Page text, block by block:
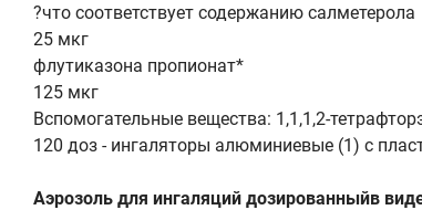
?что соответствует содержанию салметерола
25 мкг
флутиказона пропионат*
125 мкг
Вспомогательные вещества: 1,1,1,2-
120 доз - ингаляторы алюминиевые (1) с
Аэрозоль для ингаляций дозированныйв